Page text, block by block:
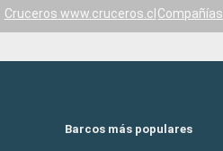
Cruceros www.cruceros.cl Compañías
Barcos más populares